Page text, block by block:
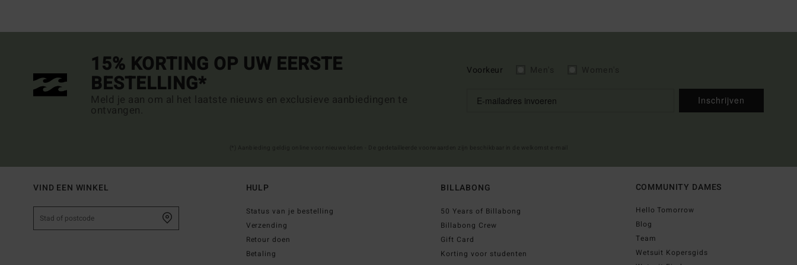
15% KORTING OP UW EERSTE
BESTELLING*
Meld je aan om al het laatste nieuws en exclusieve aanbiedingen te
ontvangen.
Voorkeur
Inschrijven
VIND EEN WINKEL HULP
Status van je bestelling
Verzending
Retour doen
Betaling
BILLABONG
50 Years of Billabong
Billabong Crew
Gift Card
Korting voor studenten
COMMUNITY DAMES
Hello Tomorrow
Blog
Team
Wetsuit Kopersgids